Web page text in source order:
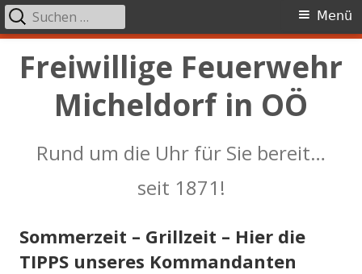
Freiwillige Feuerwehr
Micheldorf in OÖ
Rund um die Uhr für Sie bereit…
seit 1871!
Primäres
Menü
Menü
Suchen
nach:
Sommerzeit – Grillzeit – Hier die
TIPPS unseres Kommandanten